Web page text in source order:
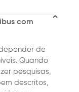
com
de
Quando
pesquisas,
descritos,